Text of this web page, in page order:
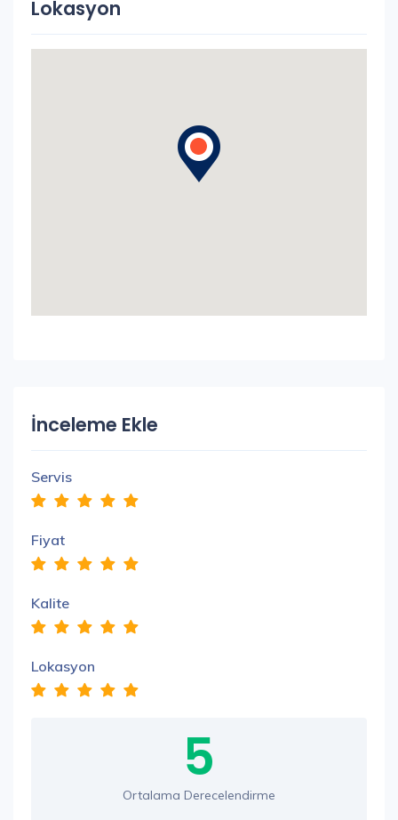
Lokasyon
İnceleme Ekle
Servis
Fiyat
Kalite
Lokasyon
5
Ortalama Derecelendirme